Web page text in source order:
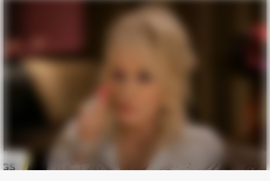
Top 8 People Living Strange But Happy Lifestyles